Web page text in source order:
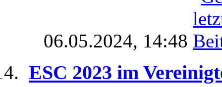
06.05.2024, 14:48
ESC 2023 im